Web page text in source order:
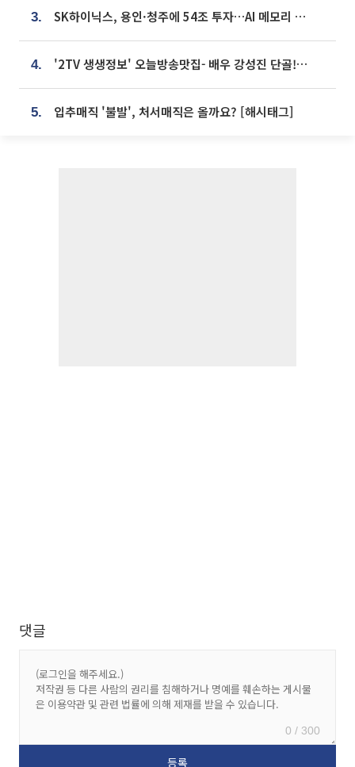
3. SK하이닉스, 용인·청주에 54조 투자…AI 메모리 생산기지 키운다
4. '2TV 생생정보' 오늘방송맛집- 배우 강성진 단골! 쌀국수ㆍ푸팟퐁 커리 맛집 '블○○○'
5. 입추매직 '불발', 처서매직은 올까요? [해시태그]
댓글
0 / 300